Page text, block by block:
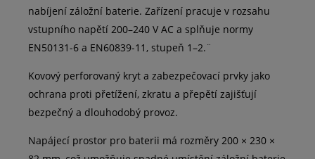
nabíjení záložní baterie. Zařízení pracuje v rozsahu
vstupního napětí 200–240 V AC a splňuje normy
EN50131-6 a EN60839-11, stupeň 1–2.¨
Kovový perforovaný kryt a zabezpečovací prvky jako
ochrana proti přetížení, zkratu a přepětí zajišťují
bezpečný a dlouhodobý provoz.
Napájecí prostor pro baterii má rozměry 200 × 230 ×